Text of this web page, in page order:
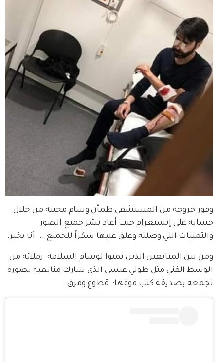
وفور خروجه من المستشفى طمأن وسام محبيه من خلال
حسابه على إنستغرام حيث أعاد نشر جميع الصور
والتمنيات التي وصلته وعلق عليها شكراً للجميع ... أنا بخير.
ومن بين المتابعين الذين تمنوا لوسام السلامة  زملائه من
الوسط الفني مثل طوني عيسى الذي شارك متابعيه بصورة
تجمعه بصديقه كتب فوقها:  قطوع ومرق.